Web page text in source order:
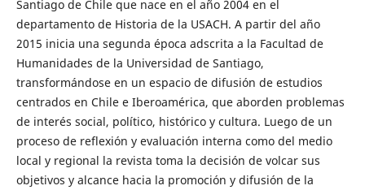
Santiago de Chile que nace en el año 2004 en el
departamento de Historia de la USACH. A partir del año
2015 inicia una segunda época adscrita a la Facultad de
Humanidades de la Universidad de Santiago,
transformándose en un espacio de difusión de estudios
centrados en Chile e Iberoamérica, que aborden problemas
de interés social, político, histórico y cultura. Luego de un
proceso de reflexión y evaluación interna como del medio
local y regional la revista toma la decisión de volcar sus
objetivos y alcance hacia la promoción y difusión de la